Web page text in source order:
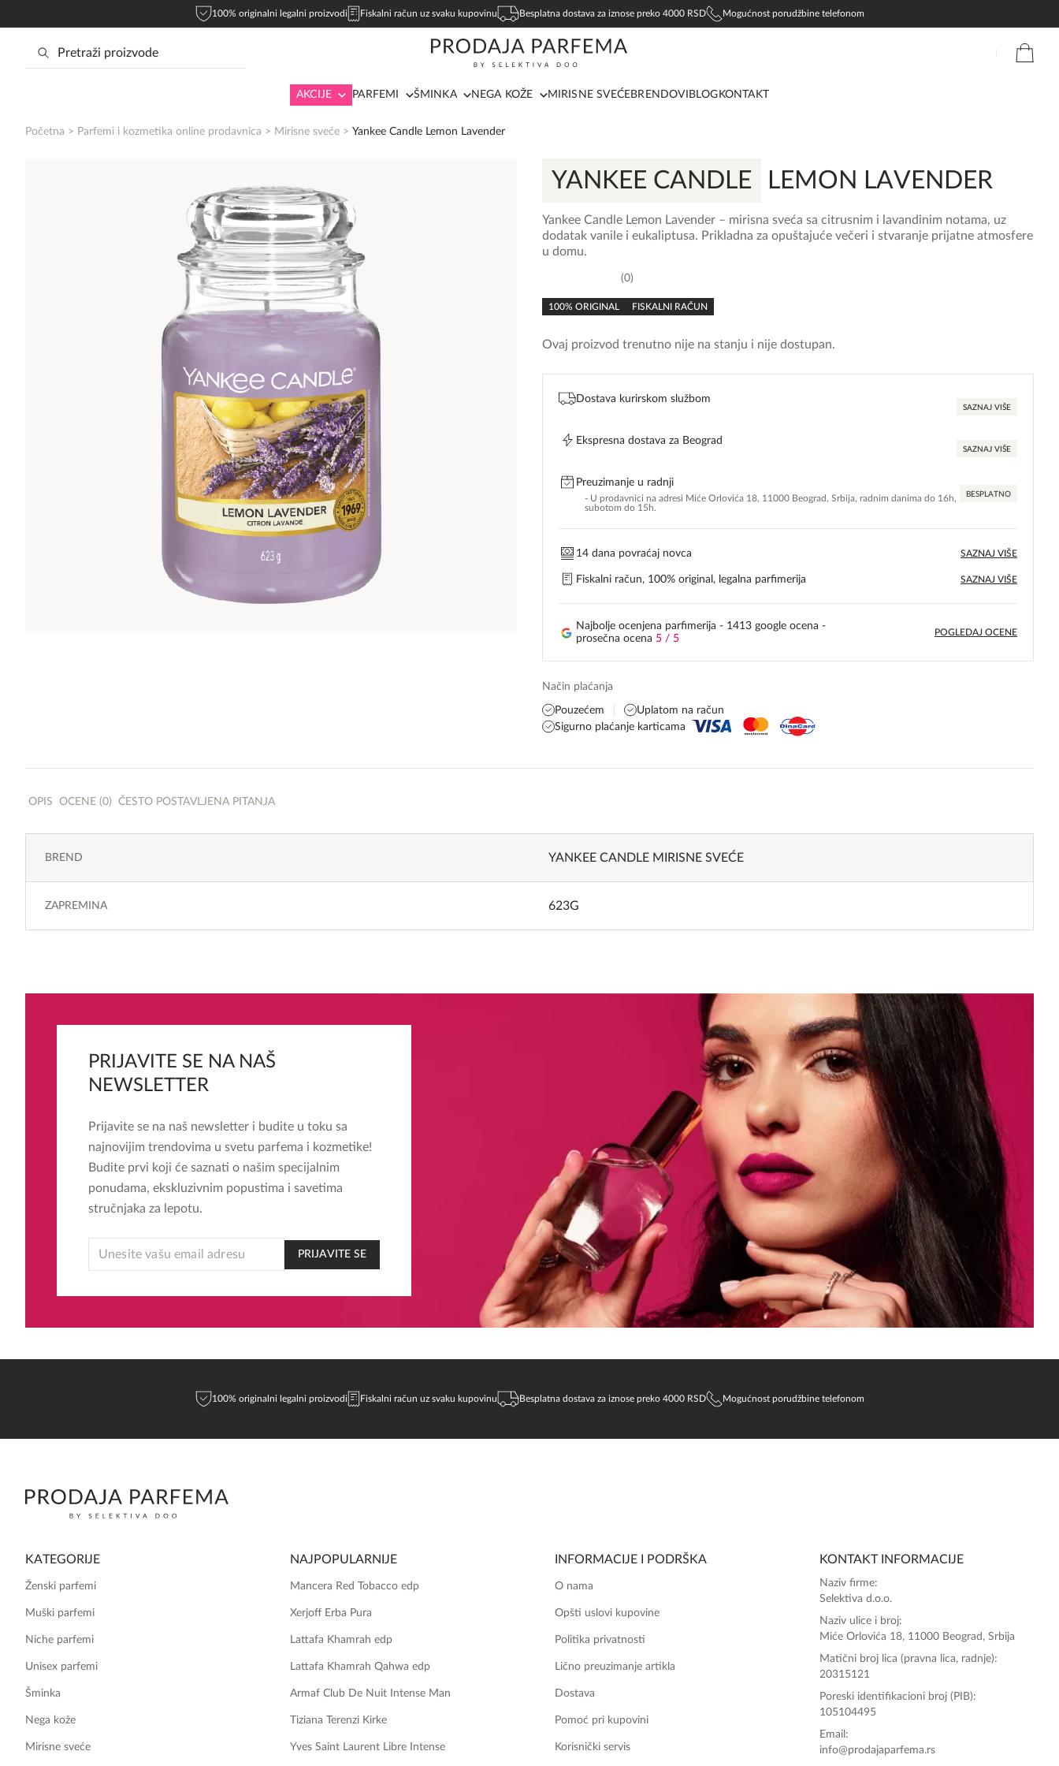
100% originalni legalni proizvodi Fiskalni račun uz svaku kupovinu Besplatna dostava za iznose preko 4000 RSD Mogućnost porudžbine telefonom
AKCIJE PARFEMI ŠMINKA NEGA KOŽE MIRISNE SVEĆEBRENDOVI BLOG KONTAKT
Početna > Parfemi i kozmetika online prodavnica > Mirisne sveće > Yankee Candle Lemon Lavender
YANKEE CANDLE LEMON LAVENDER
rating
0
100% ORIGINAL FISKALNI RAČUN
Yankee Candle Lemon Lavender – mirisna sveća sa citrusnim i lavandinim notama, uz
dodatak vanile i eukaliptusa. Prikladna za opuštajuće večeri i stvaranje prijatne atmosfere
u domu.
Ovaj proizvod trenutno nije na stanju i nije dostupan.
Dostava kurirskom službom
SAZNAJ VIŠE
Ekspresna dostava za Beograd
SAZNAJ VIŠE
Preuzimanje u radnji
- U prodavnici na adresi Miće Orlovića 18, 11000 Beograd, Srbija, radnim danima do 16h,
subotom do 15h.
BESPLATNO
14 dana povraćaj novca SAZNAJ VIŠE
Fiskalni račun, 100% original, legalna parfimerija SAZNAJ VIŠE
Najbolje ocenjena parfimerija - 1413 google ocena -
prosečna ocena 5 / 5
POGLEDAJ OCENE
Način plaćanja
Pouzećem
Uplatom na račun
Sigurno plaćanje karticama
OPIS OCENE (0) ČESTO POSTAVLJENA PITANJA
BREND YANKEE CANDLE MIRISNE SVEĆE
ZAPREMINA 623G
PRIJAVITE SE NA NAŠ
NEWSLETTER
Prijavite se na naš newsletter i budite u toku sa
najnovijim trendovima u svetu parfema i kozmetike!
Budite prvi koji će saznati o našim specijalnim
ponudama, ekskluzivnim popustima i savetima
stručnjaka za lepotu.
EMAIL
PRIJAVITE SE
100% originalni legalni proizvodi Fiskalni račun uz svaku kupovinu Besplatna dostava za iznose preko 4000 RSD Mogućnost porudžbine telefonom
KATEGORIJE
Ženski parfemi
Muški parfemi
Niche parfemi
Unisex parfemi
Šminka
Nega kože
Mirisne sveće
NAJPOPULARNIJE
Mancera Red Tobacco edp
Xerjoff Erba Pura
Lattafa Khamrah edp
Lattafa Khamrah Qahwa edp
Armaf Club De Nuit Intense Man
Tiziana Terenzi Kirke
Yves Saint Laurent Libre Intense
INFORMACIJE I PODRŠKA
O nama
Opšti uslovi kupovine
Politika privatnosti
Lično preuzimanje artikla
Dostava
Pomoć pri kupovini
Korisnički servis
KONTAKT INFORMACIJE
Naziv firme:
Selektiva d.o.o.
Naziv ulice i broj:
Miće Orlovića 18, 11000 Beograd, Srbija
Matični broj lica (pravna lica, radnje):
20315121
Poreski identifikacioni broj (PIB):
105104495
Email:
info@prodajaparfema.rs
Zdravo, tu sam da Vam pomognem da
poručite svoj omiljeni parfem danas ali i za